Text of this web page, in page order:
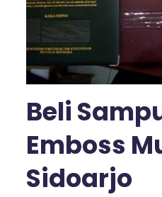
Beli
Emboss
Sidoarjo